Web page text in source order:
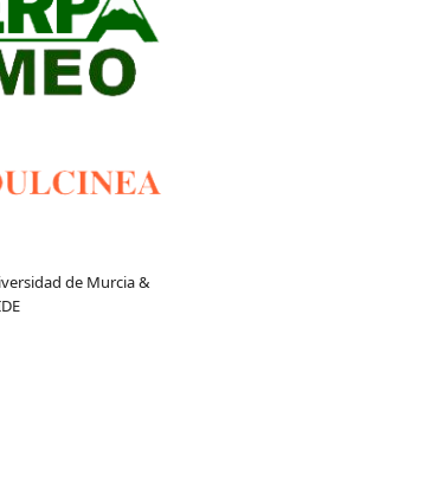
de Murcia &